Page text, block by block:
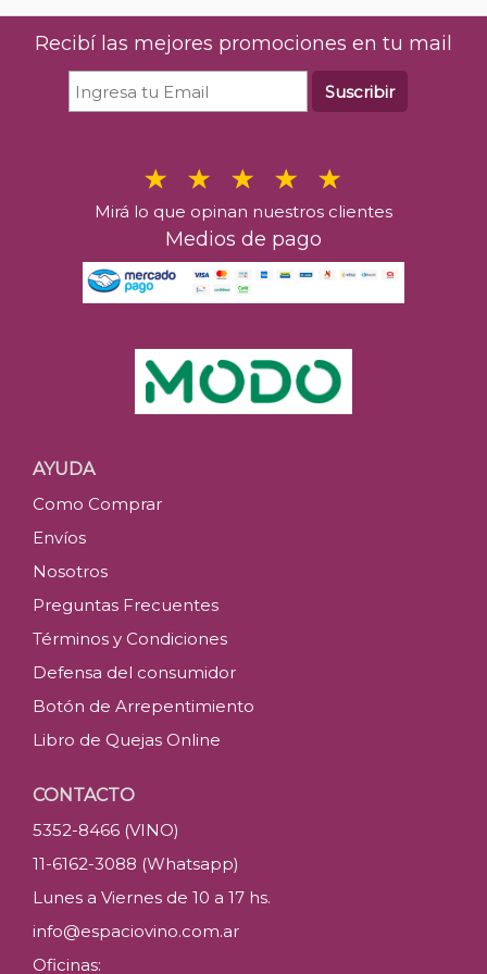
Recibí las mejores promociones en tu mail
Suscribir
Mirá lo que opinan nuestros clientes
Medios de pago
AYUDA
Como Comprar
Envíos
Nosotros
Preguntas Frecuentes
Términos y Condiciones
Defensa del consumidor
Botón de Arrepentimiento
Libro de Quejas Online
CONTACTO
5352-8466 (VINO)
11-6162-3088 (Whatsapp)
Lunes a Viernes de 10 a 17 hs.
info@espaciovino.com.ar
Oficinas: